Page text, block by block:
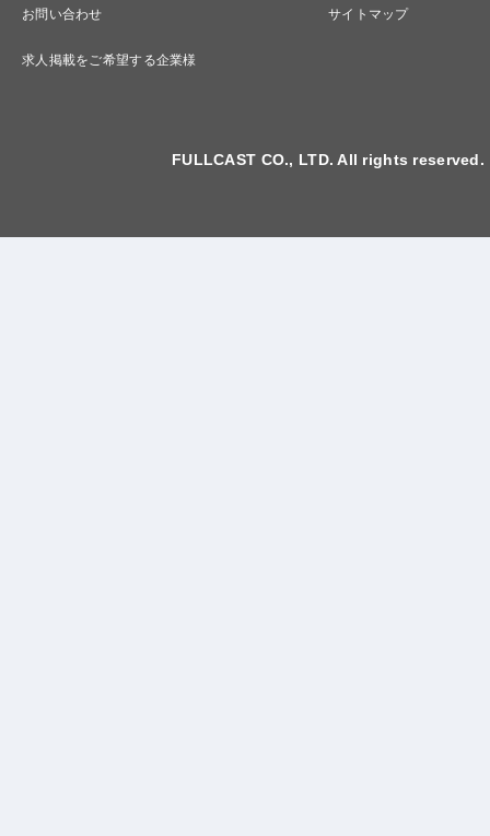
お問い合わせ
サイトマップ
求人掲載をご希望する企業様
FULLCAST CO., LTD. All rights reserved.